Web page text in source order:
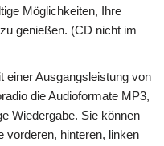
Möglichkeiten, Ihre
genießen. (CD nicht im
einer Ausgangsleistung von
die Audioformate MP3,
Wiedergabe. Sie können
vorderen, hinteren, linken